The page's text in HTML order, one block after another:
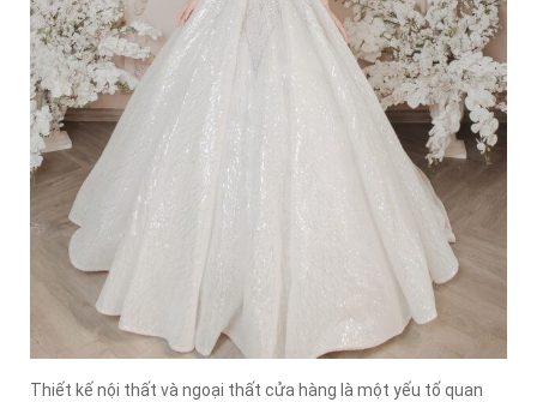
Thiết kế nội thất và ngoại thất cửa hàng là một yếu tố quan